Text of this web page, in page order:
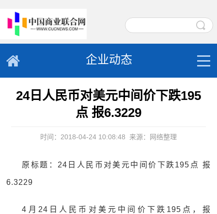
企业动态
24日人民币对美元中间价下跌195
点 报6.3229
时间：2018-04-24 10:08:48 来源：网络整理
原标题：24日人民币对美元中间价下跌195点 报
6.3229
4月24日人民币对美元中间价下跌195点，报